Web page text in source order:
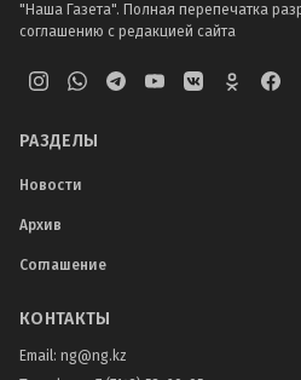
"Наша Газета". Полная перепечатка
соглашению с редакцией сайта
РАЗДЕЛЫ
Новости
Архив
Соглашение
КОНТАКТЫ
Email: ng@ng.kz